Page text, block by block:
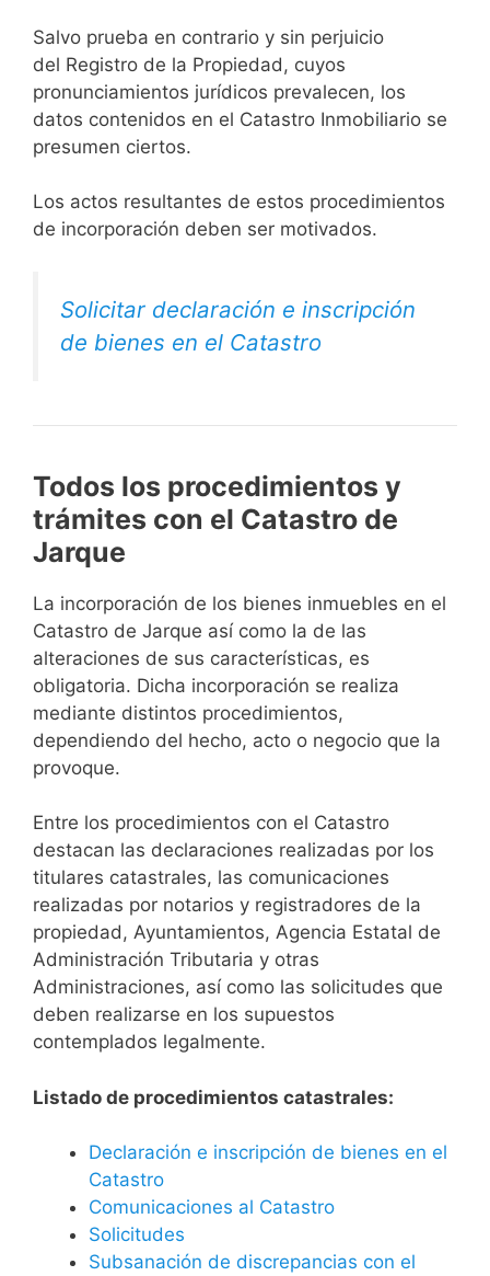
Salvo prueba en contrario y sin perjuicio
del Registro de la Propiedad, cuyos
pronunciamientos jurídicos prevalecen, los
datos contenidos en el Catastro Inmobiliario se
presumen ciertos.
Los actos resultantes de estos procedimientos
de incorporación deben ser motivados.
Solicitar declaración e inscripción
de bienes en el Catastro
Todos los procedimientos y
trámites con el Catastro de
Jarque
La incorporación de los bienes inmuebles en el
Catastro de Jarque así como la de las
alteraciones de sus características, es
obligatoria. Dicha incorporación se realiza
mediante distintos procedimientos,
dependiendo del hecho, acto o negocio que la
provoque.
Entre los procedimientos con el Catastro
destacan las declaraciones realizadas por los
titulares catastrales, las comunicaciones
realizadas por notarios y registradores de la
propiedad, Ayuntamientos, Agencia Estatal de
Administración Tributaria y otras
Administraciones, así como las solicitudes que
deben realizarse en los supuestos
contemplados legalmente.
Listado de procedimientos catastrales:
Declaración e inscripción de bienes en el
Catastro
Comunicaciones al Catastro
Solicitudes
Subsanación de discrepancias con el